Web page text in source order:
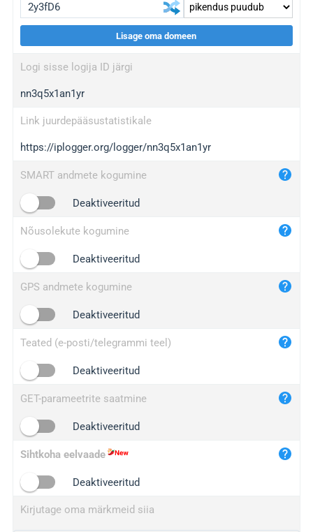
wl.gl
ed.tc
bc.ax
iplogger.com
maper.info
2no.co
yip.su
iplogger.info
Lisage oma domeen
Logi sisse logija ID järgi
nn3q5x1an1yr
Link juurdepääsustatistikale
https://iplogger.org/logger/nn3q5x1an1yr
SMART andmete kogumine
Deaktiveeritud
Nõusolekute kogumine
Deaktiveeritud
GPS andmete kogumine
Deaktiveeritud
Teated (e-posti/telegrammi teel)
Deaktiveeritud
GET-parameetrite saatmine
Deaktiveeritud
Sihtkoha eelvaade
Deaktiveeritud
Kirjutage oma märkmeid siia